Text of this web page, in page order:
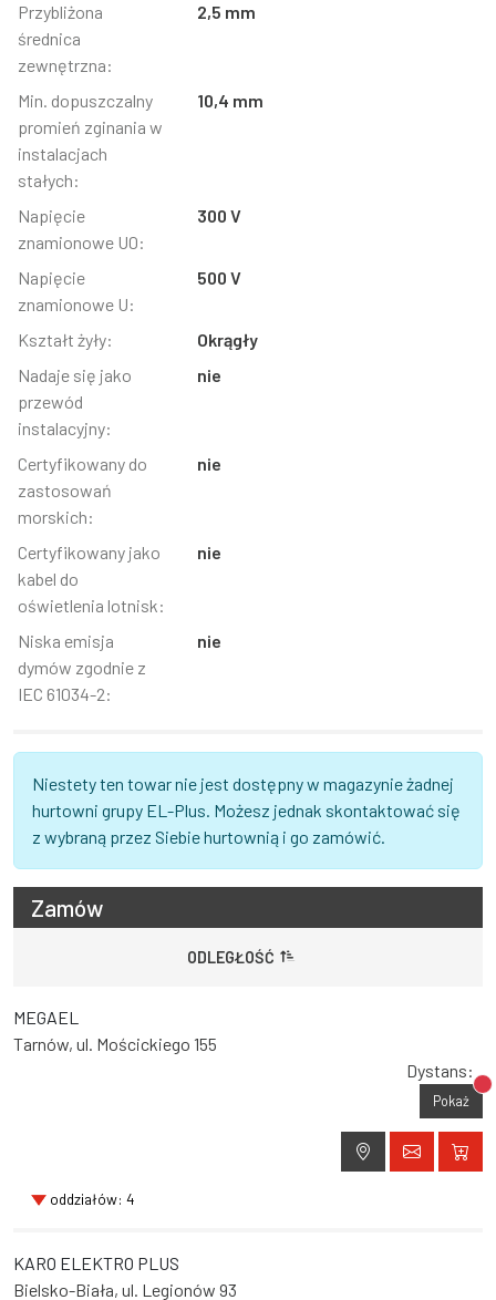
Przybliżona
średnica
zewnętrzna:
2,5 mm
Min. dopuszczalny
promień zginania w
instalacjach
stałych:
10,4 mm
Napięcie
znamionowe U0:
300 V
Napięcie
znamionowe U:
500 V
Kształt żyły:
Okrągły
Nadaje się jako
przewód
instalacyjny:
nie
Certyfikowany do
zastosowań
morskich:
nie
Certyfikowany jako
kabel do
oświetlenia lotnisk:
nie
Niska emisja
dymów zgodnie z
IEC 61034-2:
nie
Niestety ten towar nie jest dostępny w magazynie żadnej
hurtowni grupy EL-Plus. Możesz jednak skontaktować się
z wybraną przez Siebie hurtownią i go zamówić.
Zamów
ODLEGŁOŚĆ
MEGAEL
Tarnów, ul. Mościckiego 155
Dystans:
Pokaż
oddziałów: 4
KARO ELEKTRO PLUS
Bielsko-Biała, ul. Legionów 93